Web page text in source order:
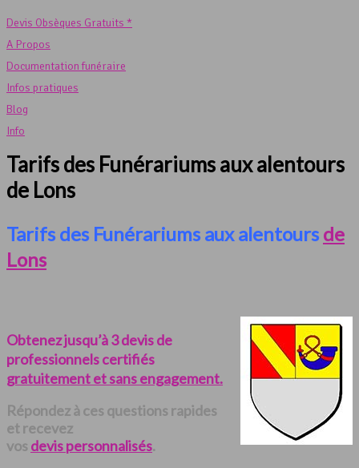
Devis Obsèques Gratuits *
A Propos
Documentation funéraire
Infos pratiques
Blog
Info
Tarifs des Funérariums aux alentours
de Lons
Tarifs des Funérariums aux alentours de
Lons
Obtenez jusqu’à 3 devis de
professionnels certifiés
gratuitement et sans engagement.
Répondez à ces questions rapides
et recevez
vos devis personnalisés.